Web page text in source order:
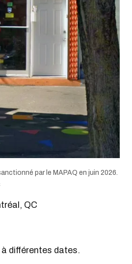
par le MAPAQ en juin 2026.
QC
différentes dates.